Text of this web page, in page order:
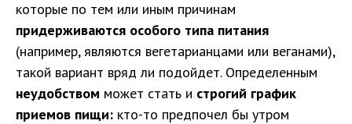
которые по тем или иным причинам
придерживаются особого типа питания
(например, являются вегетарианцами или веганами),
такой вариант вряд ли подойдет. Определенным
неудобством может стать и строгий график
приемов пищи: кто-то предпочел бы утром